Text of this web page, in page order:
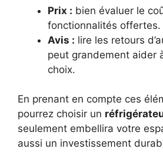
Prix : bien évaluer le
fonctionnalités offertes.
Avis : lire les retours
peut grandement aider
choix.
En prenant en compte ces
pourrez choisir un
seulement embellira votre
aussi un investissement